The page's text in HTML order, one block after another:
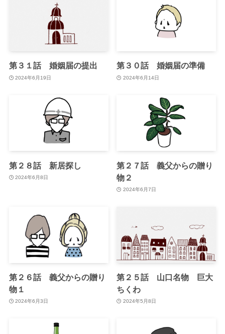
第３１話 婚姻届の提出
2024年6月19日
第３０話 婚姻届の準備
2024年6月14日
第２８話 新居探し
2024年6月8日
第２７話 義父からの贈り
物２
2024年6月7日
第２６話 義父からの贈り
物１
2024年6月3日
第２５話 山口名物 巨大
ちくわ
2024年5月8日